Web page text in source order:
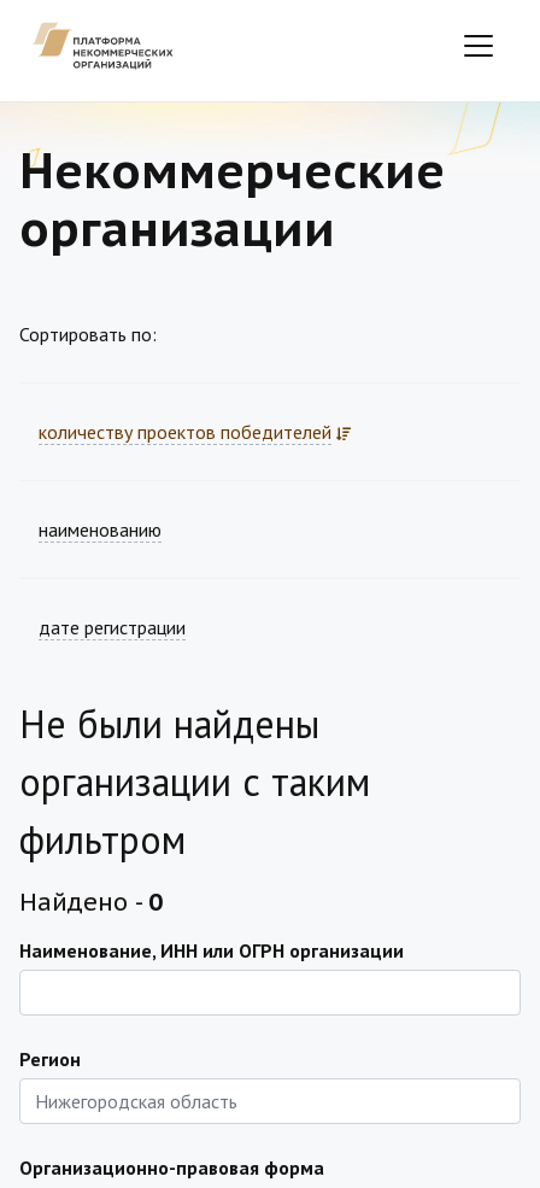
Некоммерческие
организации
Сортировать по:
количеству проектов победителей
наименованию
дате регистрации
Не были найдены
организации с таким
фильтром
Найдено - 0
Наименование, ИНН или ОГРН организации
Регион
Организационно-правовая форма